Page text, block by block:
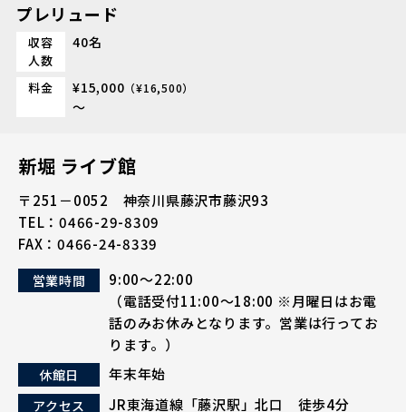
プレリュード
収容
人数
40名
料金 ¥15,000 （¥16,500）
～
新堀 ライブ館
〒251－0052 神奈川県藤沢市藤沢93
TEL： 0466-29-8309
FAX：0466-24-8339
営業時間
9:00～22:00
（電話受付11:00～18:00 ※月曜日はお電
話のみお休みとなります。営業は行ってお
ります。）
休館日 年末年始
アクセス
JR東海道線「藤沢駅」北口 徒歩4分